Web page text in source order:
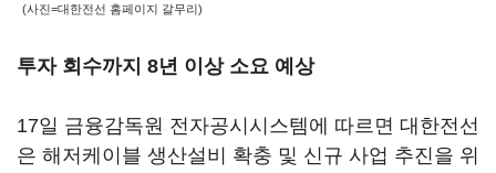
(사진=대한전선 홈페이지 갈무리)
투자 회수까지 8년 이상 소요 예상
17일 금융감독원 전자공시시스템에 따르면 대한전선
은 해저케이블 생산설비 확충 및 신규 사업 추진을 위